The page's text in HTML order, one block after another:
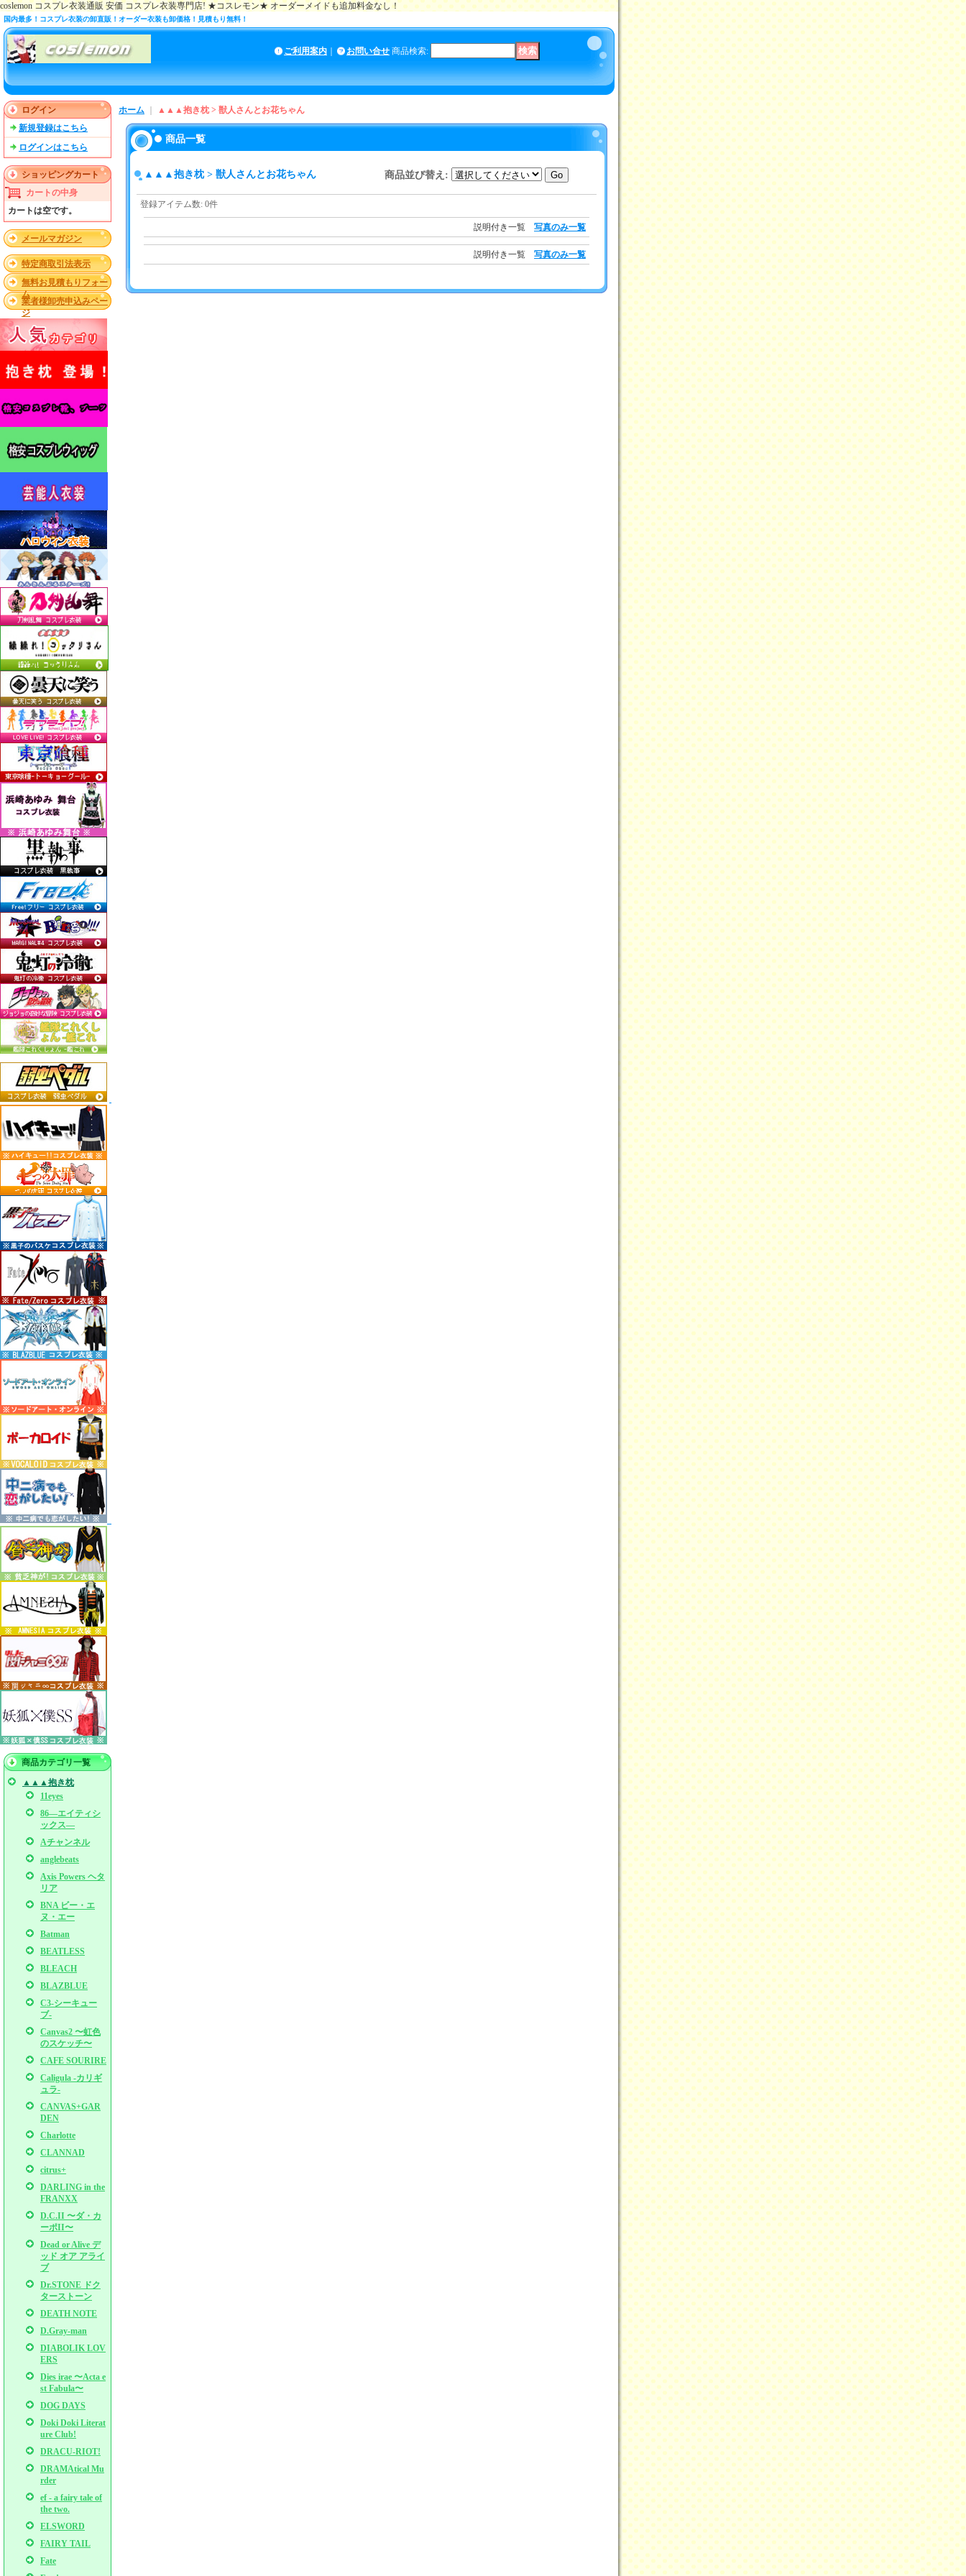
coslemon コスプレ衣装通販 安価 コスプレ衣装専門店! ★コスレモン★ オーダーメイドも追加料金なし！
国内最多！コスプレ衣装の卸直販！オーダー衣装も卸価格！見積もり無料！
ご利用案内 お問い合せ 商品検索:
ログイン
新規登録はこちら
ログインはこちら
ショッピングカート
カートの中身
カートは空です。
メールマガジン
特定商取引法表示
無料お見積もりフォー
ム
業者様卸売申込みペー
ジ
商品カテゴリ一覧
▲▲▲抱き枕
11eyes
86―エイティシ
ックス―
Aチャンネル
anglebeats
Axis Powers ヘタ
リア
BNA ビー・エ
ヌ・エー
Batman
BEATLESS
BLEACH
BLAZBLUE
C3-シーキュー
ブ-
Canvas2 〜虹色
のスケッチ〜
CAFE SOURIRE
Caligula -カリギ
ュラ-
CANVAS+GAR
DEN
Charlotte
CLANNAD
citrus+
DARLING in the
FRANXX
D.C.II 〜ダ・カ
ーポII〜
Dead or Alive デ
ッド オア アライ
ブ
Dr.STONE ドク
ターストーン
DEATH NOTE
D.Gray-man
DIABOLIK LOV
ERS
Dies irae 〜Acta e
st Fabula〜
DOG DAYS
Doki Doki Literat
ure Club!
DRACU-RIOT!
DRAMAtical Mu
rder
ef - a fairy tale of
the two.
ELSWORD
FAIRY TAIL
Fate
ホーム ▲▲▲抱き枕 > 獣人さんとお花ちゃん
商品一覧
▲▲▲抱き枕 > 獣人さんとお花ちゃん 商品並び替え :
登録アイテム数: 0件
説明付き一覧 写真のみ一覧
説明付き一覧 写真のみ一覧